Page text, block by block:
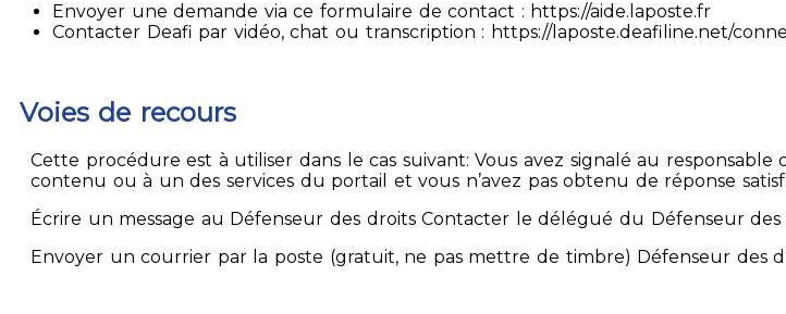
Envoyer une demande via ce formulaire de contact : https://aide.laposte.fr
Contacter Deafi par vidéo, chat ou transcription : https://laposte.deafiline.net/
Voies de recours
Cette procédure est à utiliser dans le cas suivant: Vous avez signalé au
contenu ou à un des services du portail et vous n’avez pas obtenu de réponse
Écrire un message au Défenseur des droits Contacter le délégué du Défenseur
Envoyer un courrier par la poste (gratuit, ne pas mettre de timbre) Défenseur des